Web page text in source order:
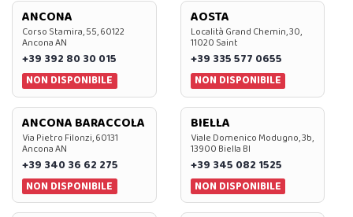
ANCONA
Corso Stamira, 55, 60122
Ancona AN
+39 392 80 30 015
NON DISPONIBILE
AOSTA
Località Grand Chemin, 30,
11020 Saint
+39 335 577 0655
NON DISPONIBILE
ANCONA BARACCOLA
Via Pietro Filonzi, 60131
Ancona AN
+39 340 36 62 275
NON DISPONIBILE
BIELLA
Viale Domenico Modugno, 3b,
13900 Biella BI
+39 345 082 1525
NON DISPONIBILE